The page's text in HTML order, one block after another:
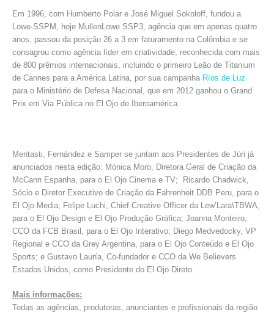
Em 1996, com Humberto Polar e José Miguel Sokoloff, fundou a
Lowe-SSPM, hoje MullenLowe SSP3, agência que em apenas quatro
anos, passou da posição 26 a 3 em faturamento na Colômbia e se
consagrou como agência líder em criatividade, reconhecida com mais
de 800 prêmios internacionais, incluindo o primeiro Leão de Titanium
de Cannes para a América Latina, por sua campanha Ríos de Luz
para o Ministério de Defesa Nacional, que em 2012 ganhou o Grand
Prix em Via Pública no El Ojo de Iberoamérica.
Mentasti, Fernández e Samper se juntam aos Presidentes de Júri já
anunciados nesta edição: Mónica Moro, Diretora Geral de Criação da
McCann Espanha, para o El Ojo Cinema e TV; Ricardo Chadwick,
Sócio e Diretor Executivo de Criação da Fahrenheit DDB Peru, para o
El Ojo Media; Felipe Luchi, Chief Creative Officer da Lew’Lara\TBWA,
para o El Ojo Design e El Ojo Produção Gráfica; Joanna Monteiro,
CCO da FCB Brasil, para o El Ojo Interativo; Diego Medvedocky, VP
Regional e CCO da Grey Argentina, para o El Ojo Conteúdo e El Ojo
Sports; e Gustavo Lauría, Co-fundador e CCO da We Believers
Estados Unidos, como Presidente do El Ojo Direto.
Mais informações:
Todas as agências, produtoras, anunciantes e profissionais da região